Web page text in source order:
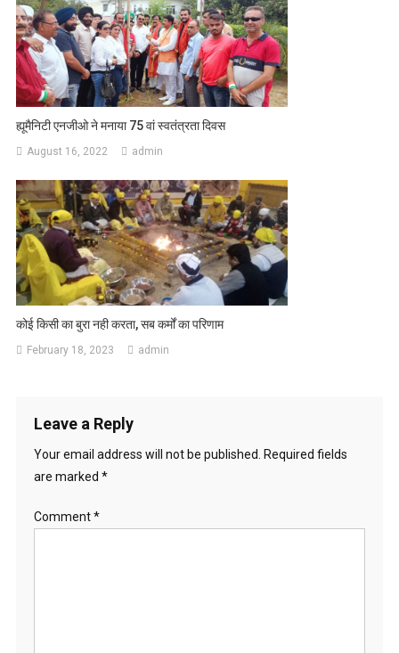
ह्यूमैनिटी एनजीओ ने मनाया 75 वां स्वतंत्रता दिवस
August 16, 2022 admin
कोई किसी का बुरा नही करता, सब कर्मों का परिणाम
February 18, 2023 admin
Leave a Reply
Your email address will not be published. Required fields
are marked *
Comment*